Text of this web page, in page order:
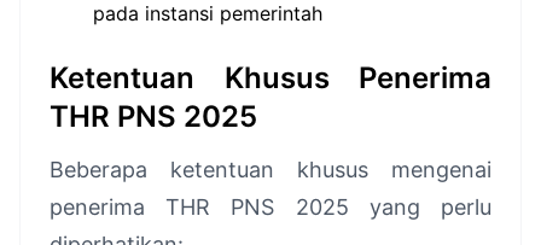
pada instansi pemerintah
Ketentuan Khusus Penerima
THR PNS 2025
Beberapa ketentuan khusus mengenai
penerima THR PNS 2025 yang perlu